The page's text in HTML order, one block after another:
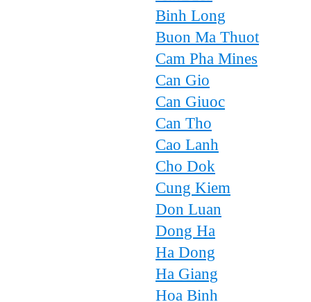
Binh Long
Buon Ma Thuot
Cam Pha Mines
Can Gio
Can Giuoc
Can Tho
Cao Lanh
Cho Dok
Cung Kiem
Don Luan
Dong Ha
Ha Dong
Ha Giang
Hoa Binh